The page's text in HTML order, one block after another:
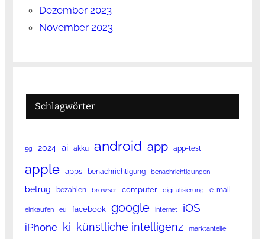
Dezember 2023
November 2023
Schlagwörter
5g 2024 ai akku android app app-test
apple apps benachrichtigung benachrichtigungen
betrug bezahlen browser computer digitalisierung e-mail
einkaufen eu facebook google internet iOS
iPhone ki künstliche intelligenz marktanteile